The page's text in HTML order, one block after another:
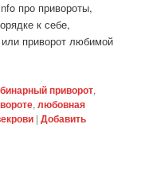
про привороты,
к себе,
приворот любимой
бинарный приворот,
,любовная
|Добавить